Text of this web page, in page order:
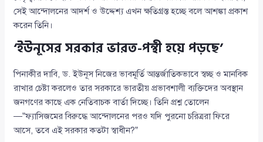
সেই আন্দোলনের আদর্শ ও উদ্দেশ্য এখন ক্ষতিগ্রস্ত হচ্ছে বলে আশঙ্কা প্রকাশ
করেন তিনি।
‘ইউনূসের সরকার ভারত-পন্থী হয়ে পড়ছে’
পিনাকীর দাবি, ড. ইউনূস নিজের ভাবমূর্তি আন্তর্জাতিকভাবে স্বচ্ছ ও মানবিক
রাখার চেষ্টা করলেও তার সরকারে ভারতীয় প্রভাবশালী ব্যক্তিদের অবস্থান
জনগণের কাছে এক নেতিবাচক বার্তা দিচ্ছে। তিনি প্রশ্ন তোলেন
—”ফ্যাসিজমের বিরুদ্ধে আন্দোলনের পরও যদি পুরনো চরিত্ররা ফিরে
আসে, তবে এই সরকার কতটা স্বাধীন?”